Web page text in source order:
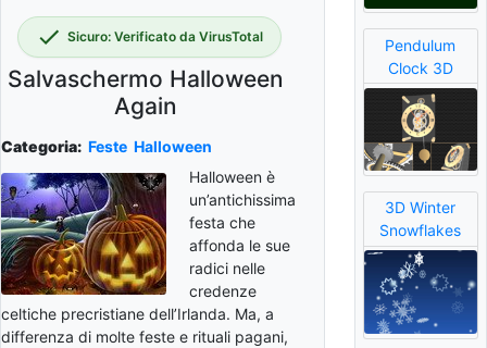
Sicuro: Verificato da VirusTotal
Salvaschermo Halloween
Again
Categoria: Feste Halloween
Halloween è
un’antichissima
festa che
affonda le sue
radici nelle
credenze
celtiche precristiane dell’Irlanda. Ma, a
differenza di molte feste e rituali pagani,
Pendulum
Clock 3D
3D Winter
Snowflakes